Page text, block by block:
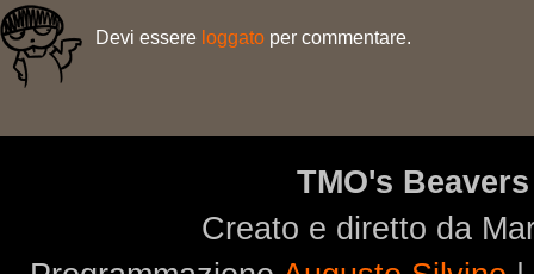
Devi essere loggato per commentare.
TMO's Beavers
Creato e diretto da